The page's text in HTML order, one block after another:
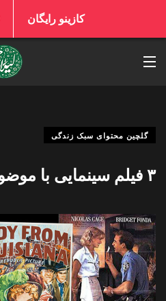
کازینو رایگان
گلچین محتوای سبک زندگی
۳ فیلم سینمایی با موضوع لاتاری